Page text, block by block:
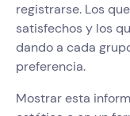
registrarse. Los
satisfechos y los
dando a cada
preferencia.
Mostrar esta